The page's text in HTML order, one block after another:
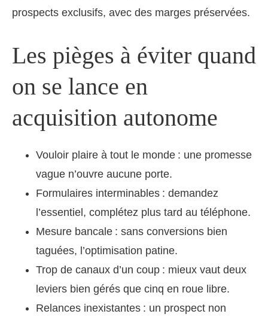
prospects exclusifs, avec des marges préservées.
Les pièges à éviter quand
on se lance en
acquisition autonome
Vouloir plaire à tout le monde : une promesse
vague n’ouvre aucune porte.
Formulaires interminables : demandez
l’essentiel, complétez plus tard au téléphone.
Mesure bancale : sans conversions bien
taguées, l’optimisation patine.
Trop de canaux d’un coup : mieux vaut deux
leviers bien gérés que cinq en roue libre.
Relances inexistantes : un prospect non